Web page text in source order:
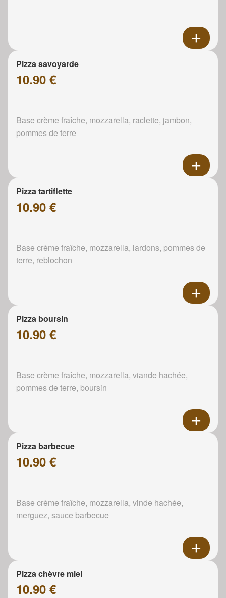
Pizza savoyarde
10.90 €
Base crème fraîche, mozzarella, raclette, jambon,
pommes de terre
Pizza tartiflette
10.90 €
Base crème fraîche, mozzarella, lardons, pommes de
terre, reblochon
Pizza boursin
10.90 €
Base crème fraîche, mozzarella, viande hachée,
pommes de terre, boursin
Pizza barbecue
10.90 €
Base crème fraîche, mozzarella, vinde hachée,
merguez, sauce barbecue
Pizza chèvre miel
10.90 €